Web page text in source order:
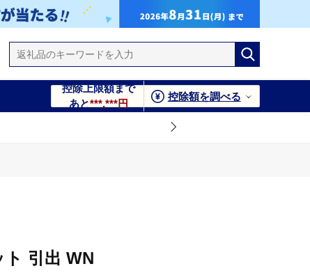
控除上限額まで
あと***,***円
控除額を調べる
引出 WN